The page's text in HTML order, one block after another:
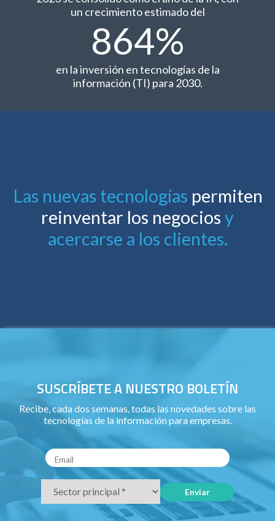
un crecimiento estimado del
864%
en la inversión en tecnologías de la
información (TI) para 2030.
Las nuevas tecnologías permiten
reinventar los negocios y
acercarse a los clientes.
SUSCRÍBETE A NUESTRO BOLETÍN
Recibe, cada dos semanas, todas las novedades sobre las
tecnologías de la información para empresas.